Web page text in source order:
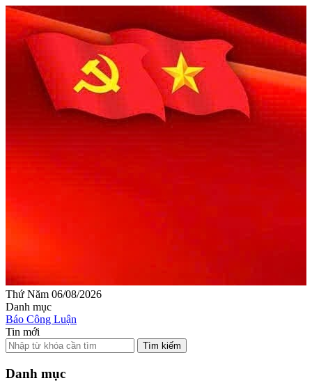
Thứ Năm 06/08/2026
Danh mục
Báo Công Luận
Tin mới
Tìm kiếm
Danh mục